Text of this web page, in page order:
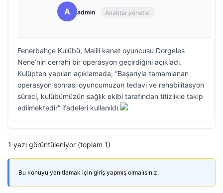
A admin Anahtar yönetici
Fenerbahçe Kulübü, Malili kanat oyuncusu Dorgeles
Nene’nin cerrahi bir operasyon geçirdiğini açıkladı.
Kulüpten yapılan açıklamada, “Başarıyla tamamlanan
operasyon sonrası oyuncumuzun tedavi ve rehabilitasyon
süreci, kulübümüzün sağlık ekibi tarafından titizlikle takip
edilmektedir” ifadeleri kullanıldı.
1 yazı görüntüleniyor (toplam 1)
Bu konuyu yanıtlamak için giriş yapmış olmalısınız.